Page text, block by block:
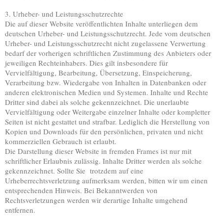
3. Urheber- und Leistungsschutzrechte
Die auf dieser Website veröffentlichten Inhalte unterliegen dem
deutschen Urheber- und Leistungsschutzrecht. Jede vom deutschen
Urheber- und Leistungsschutzrecht nicht zugelassene Verwertung
bedarf der vorherigen schriftlichen Zustimmung des Anbieters oder
jeweiligen Rechteinhabers. Dies gilt insbesondere für
Vervielfältigung, Bearbeitung, Übersetzung, Einspeicherung,
Verarbeitung bzw. Wiedergabe von Inhalten in Datenbanken oder
anderen elektronischen Medien und Systemen. Inhalte und Rechte
Dritter sind dabei als solche gekennzeichnet. Die unerlaubte
Vervielfältigung oder Weitergabe einzelner Inhalte oder kompletter
Seiten ist nicht gestattet und strafbar. Lediglich die Herstellung von
Kopien und Downloads für den persönlichen, privaten und nicht
kommerziellen Gebrauch ist erlaubt.
Die Darstellung dieser Website in fremden Frames ist nur mit
schriftlicher Erlaubnis zulässig. Inhalte Dritter werden als solche
gekennzeichnet. Sollte Sie trotzdem auf eine
Urheberrechtsverletzung aufmerksam werden, bitten wir um einen
entsprechenden Hinweis. Bei Bekanntwerden von
Rechtsverletzungen werden wir derartige Inhalte umgehend
entfernen.